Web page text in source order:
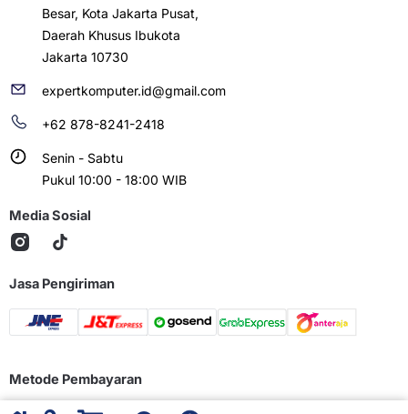
Besar, Kota Jakarta Pusat,
Daerah Khusus Ibukota
Jakarta 10730
expertkomputer.id@gmail.com
+62 878-8241-2418
Senin - Sabtu
Pukul 10:00 - 18:00 WIB
Media Sosial
Jasa Pengiriman
Metode Pembayaran